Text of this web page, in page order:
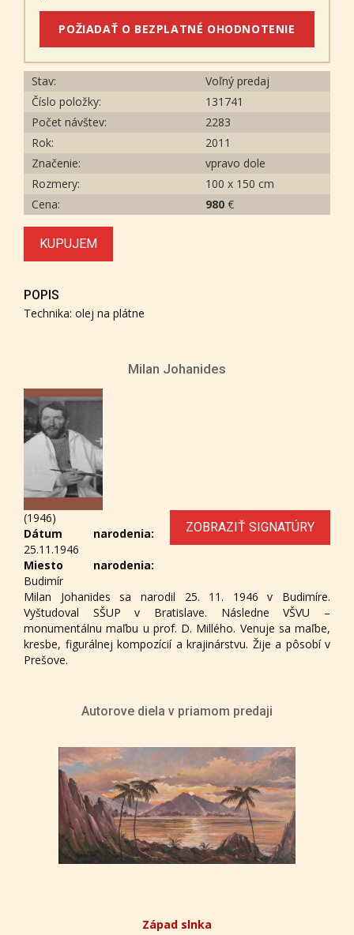
POŽIADAŤ O BEZPLATNÉ OHODNOTENIE
Stav:
Voľný predaj
Číslo položky:
131741
Počet návštev:
2283
Rok:
2011
Značenie:
vpravo dole
Rozmery:
100 x 150 cm
Cena:
980 €
KUPUJEM
POPIS
Technika: olej na plátne
Milan Johanides
ZOBRAZIŤ SIGNATÚRY
(1946)
Dátum narodenia:
25.11.1946
Miesto narodenia:
Budimír
Milan Johanides sa narodil 25. 11. 1946 v Budimíre.
Vyštudoval SŠUP v Bratislave. Následne VŠVU –
monumentálnu maľbu u prof. D. Millého. Venuje sa maľbe,
kresbe, figurálnej kompozícií a krajinárstvu. Žije a pôsobí v
Prešove.
Autorove diela v priamom predaji
Západ slnka